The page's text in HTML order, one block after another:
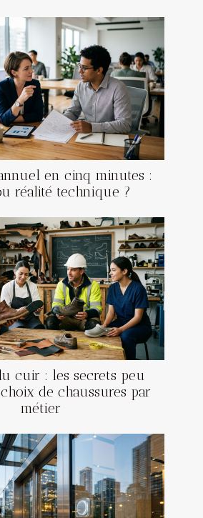
en cinq minutes :
réalité technique ?
cuir : les secrets peu
de chaussures par
métier